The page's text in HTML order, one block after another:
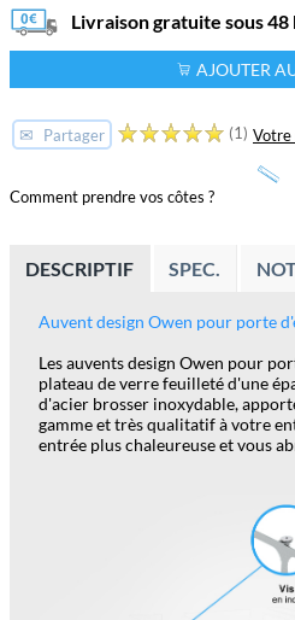
Livraison gratuite sous 48
AJOUTER
✉ Partager (1) Votre
Comment prendre vos côtes ?
DESCRIPTIF SPEC.
Auvent design Owen pour porte
Les auvents design Owen pour
plateau de verre feuilleté d'une
d'acier brosser inoxydable,
gamme et très qualitatif à votre
entrée plus chaleureuse et vous